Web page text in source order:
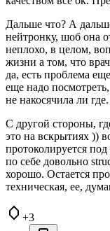
Дальше что? А
нейтронку, шоб она
неплохо, в целом,
жизни а том, что
да, есть проблема
еще надо
не накосячила ли
С другой стороны,
это на вскрытиях ))
протоколируется
по себе довольно
хорошо. Остается
техническая, ее,
+3